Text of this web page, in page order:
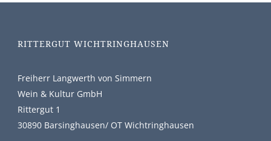
RITTERGUT WICHTRINGHAUSEN
Freiherr Langwerth von Simmern
Wein & Kultur GmbH
Rittergut 1
30890 Barsinghausen/ OT Wichtringhausen